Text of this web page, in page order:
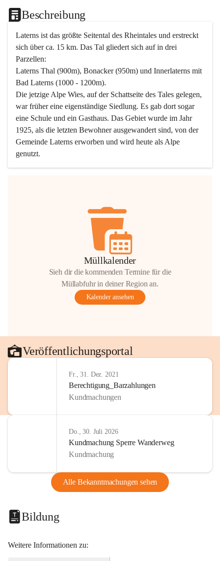
Beschreibung
Laterns ist das größte Seitental des Rheintales und erstreckt
sich über ca. 15 km. Das Tal gliedert sich auf in drei
Parzellen:
Laterns Thal (900m), Bonacker (950m) und Innerlaterns mit
Bad Laterns (1000 - 1200m).
Die jetzige Alpe Wies, auf der Schattseite des Tales gelegen,
war früher eine eigenständige Siedlung. Es gab dort sogar
eine Schule und ein Gasthaus. Das Gebiet wurde im Jahr
1925, als die letzten Bewohner ausgewandert sind, von der
Gemeinde Laterns erworben und wird heute als Alpe
genutzt.
Müllkalender
Sieh dir die kommenden Termine für die
Müllabfuhr in deiner Region an.
Kalender ansehen
Veröffentlichungsportal
Fr., 31. Dez. 2021
Berechtigung_Barzahlungen
Kundmachungen
Do., 30. Juli 2026
Kundmachung Sperre Wanderweg
Kundmachung
Alle Bekanntmachungen sehen
Bildung
Weitere Informationen zu: